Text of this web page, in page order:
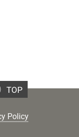
TOP
Policy